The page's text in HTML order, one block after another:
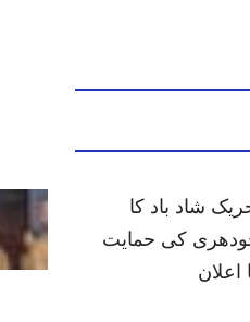
6 تحریک شاد باد کا
کی حمایت
اعلان